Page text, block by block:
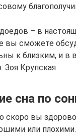
– в
вы сможете
к близким, и в
Зоя Крупская
сна по
скоро вы
или